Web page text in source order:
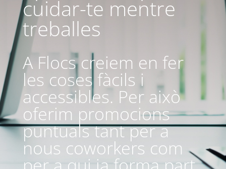
cuidar-te mentre
treballes
A Flocs creiem en fer
les coses fàcils i
accessibles. Per això
oferim promocions
puntuals tant per a
nous coworkers com